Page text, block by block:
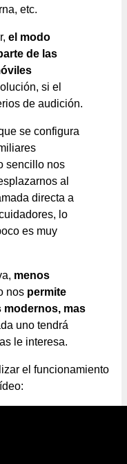
etc.
el modo
de las
si el
de audición.
se configura
sencillo nos
al
directa a
lo
es muy
menos
nos permite
modernos, mas
uno tendrá
le interesa.
el funcionamiento